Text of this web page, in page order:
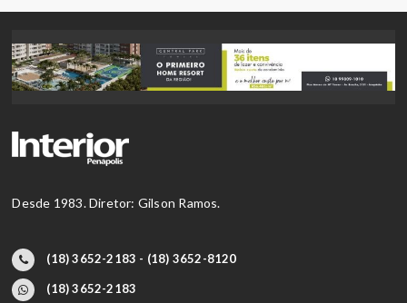
Desde 1983. Diretor: Gilson Ramos.
(18) 3652-2183 - (18) 3652-8120
(18) 3652-2183